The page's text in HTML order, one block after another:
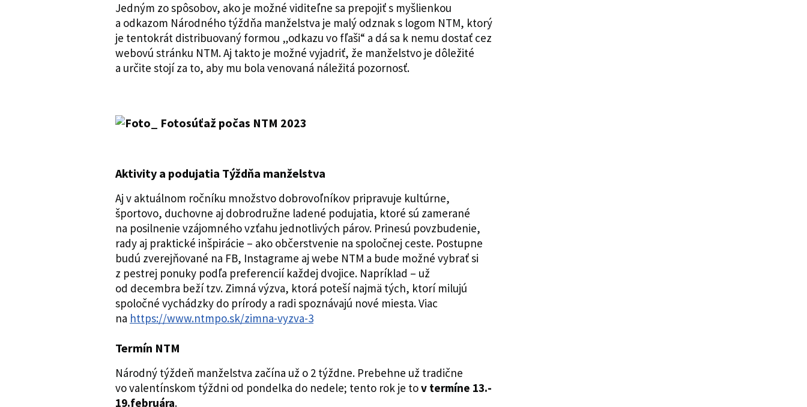
Jedným zo spôsobov, ako je možné viditeľne sa prepojiť s myšlienkou
a odkazom Národného týždňa manželstva je malý odznak s logom NTM, ktorý
je tentokrát distribuovaný formou „odkazu vo fľaši“ a dá sa k nemu dostať cez
webovú stránku NTM. Aj takto je možné vyjadriť, že manželstvo je dôležité
a určite stojí za to, aby mu bola venovaná náležitá pozornosť.
Aktivity a podujatia Týždňa manželstva
Aj v aktuálnom ročníku množstvo dobrovoľníkov pripravuje kultúrne,
športovo, duchovne aj dobrodružne ladené podujatia, ktoré sú zamerané
na posilnenie vzájomného vzťahu jednotlivých párov. Prinesú povzbudenie,
rady aj praktické inšpirácie – ako občerstvenie na spoločnej ceste. Postupne
budú zverejňované na FB, Instagrame aj webe NTM a bude možné vybrať si
z pestrej ponuky podľa preferencií každej dvojice. Napríklad – už
od decembra beží tzv. Zimná výzva, ktorá poteší najmä tých, ktorí milujú
spoločné vychádzky do prírody a radi spoznávajú nové miesta. Viac
na https://www.ntmpo.sk/zimna-vyzva-3
Termín NTM
Národný týždeň manželstva začína už o 2 týždne. Prebehne už tradične
vo valentínskom týždni od pondelka do nedele; tento rok je tov termíne 13.-
19.februára.